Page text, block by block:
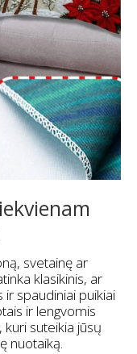
svetainę ar
klasikinis, ar
ir spaudiniai puikiai
ir lengvomis
suteikia jūsų
nuotaiką.